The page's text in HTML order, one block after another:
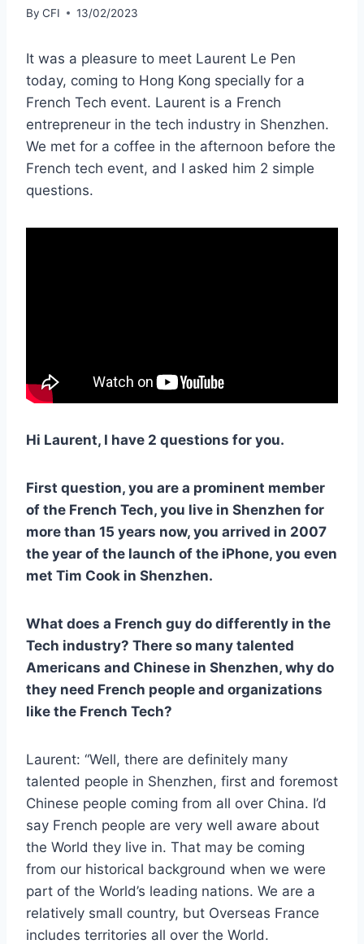
By CFI 13/02/2023
It was a pleasure to meet Laurent Le Pen
today, coming to Hong Kong specially for a
French Tech event. Laurent is a French
entrepreneur in the tech industry in Shenzhen.
We met for a coffee in the afternoon before the
French tech event, and I asked him 2 simple
questions.
Hi Laurent, I have 2 questions for you.
First question, you are a prominent member
of the French Tech, you live in Shenzhen for
more than 15 years now, you arrived in 2007
the year of the launch of the iPhone, you even
met Tim Cook in Shenzhen.
What does a French guy do differently in the
Tech industry? There so many talented
Americans and Chinese in Shenzhen, why do
they need French people and organizations
like the French Tech?
Laurent: “Well, there are definitely many
talented people in Shenzhen, first and foremost
Chinese people coming from all over China. I’d
say French people are very well aware about
the World they live in. That may be coming
from our historical background when we were
part of the World’s leading nations. We are a
relatively small country, but Overseas France
includes territories all over the World.